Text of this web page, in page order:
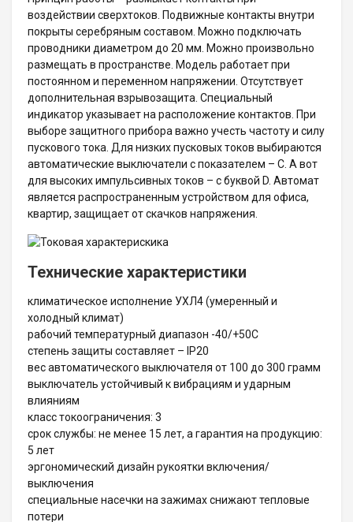
воздействии сверхтоков. Подвижные контакты внутри
покрыты серебряным составом. Можно подключать
проводники диаметром до 20 мм. Можно произвольно
размещать в пространстве. Модель работает при
постоянном и переменном напряжении. Отсутствует
дополнительная взрывозащита. Специальный
индикатор указывает на расположение контактов. При
выборе защитного прибора важно учесть частоту и силу
пускового тока. Для низких пусковых токов выбираются
автоматические выключатели с показателем – C. А вот
для высоких импульсивных токов – с буквой D. Автомат
является распространенным устройством для офиса,
квартир, защищает от скачков напряжения.
Технические характеристики
климатическое исполнение УХЛ4 (умеренный и
холодный климат)
рабочий температурный диапазон -40/+50С
степень защиты составляет – IP20
вес автоматического выключателя от 100 до 300 грамм
выключатель устойчивый к вибрациям и ударным
влияниям
класс токоограничения: 3
срок службы: не менее 15 лет, а гарантия на продукцию:
5 лет
эргономический дизайн рукоятки включения/
выключения
специальные насечки на зажимах снижают тепловые
потери